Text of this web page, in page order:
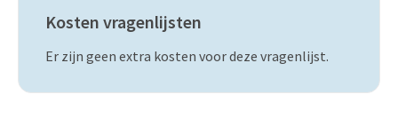
Kosten vragenlijsten
Er zijn geen extra kosten voor deze vragenlijst.